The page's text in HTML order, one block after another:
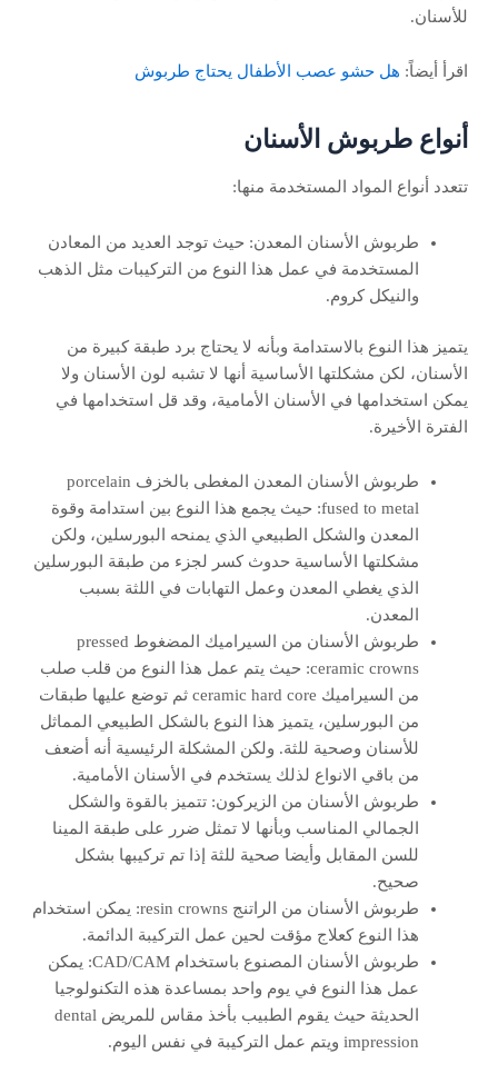
للأسنان.
اقرأ أيضاً: هل حشو عصب الأطفال يحتاج طربوش
أنواع طربوش الأسنان
تتعدد أنواع المواد المستخدمة منها:
طربوش الأسنان المعدن: حيث توجد العديد من المعادن
المستخدمة في عمل هذا النوع من التركيبات مثل الذهب
والنيكل كروم.
يتميز هذا النوع بالاستدامة وبأنه لا يحتاج برد طبقة كبيرة من
الأسنان، لكن مشكلتها الأساسية أنها لا تشبه لون الأسنان ولا
يمكن استخدامها في الأسنان الأمامية، وقد قل استخدامها في
الفترة الأخيرة.
طربوش الأسنان المعدن المغطى بالخزف porcelain
fused to metal: حيث يجمع هذا النوع بين استدامة وقوة
المعدن والشكل الطبيعي الذي يمنحه البورسلين، ولكن
مشكلتها الأساسية حدوث كسر لجزء من طبقة البورسلين
الذي يغطي المعدن وعمل التهابات في اللثة بسبب
المعدن.
طربوش الأسنان من السيراميك المضغوط pressed
ceramic crowns: حيث يتم عمل هذا النوع من قلب صلب
من السيراميك ceramic hard core ثم توضع عليها طبقات
من البورسلين، يتميز هذا النوع بالشكل الطبيعي المماثل
للأسنان وصحية للثة. ولكن المشكلة الرئيسية أنه أضعف
من باقي الانواع لذلك يستخدم في الأسنان الأمامية.
طربوش الأسنان من الزيركون: تتميز بالقوة والشكل
الجمالي المناسب وبأنها لا تمثل ضرر على طبقة المينا
للسن المقابل وأيضا صحية للثة إذا تم تركيبها بشكل
صحيح.
طربوش الأسنان من الراتنج resin crowns: يمكن استخدام
هذا النوع كعلاج مؤقت لحين عمل التركيبة الدائمة.
طربوش الأسنان المصنوع باستخدام CAD/CAM: يمكن
عمل هذا النوع في يوم واحد بمساعدة هذه التكنولوجيا
الحديثة حيث يقوم الطبيب بأخذ مقاس للمريض dental
impression ويتم عمل التركيبة في نفس اليوم.